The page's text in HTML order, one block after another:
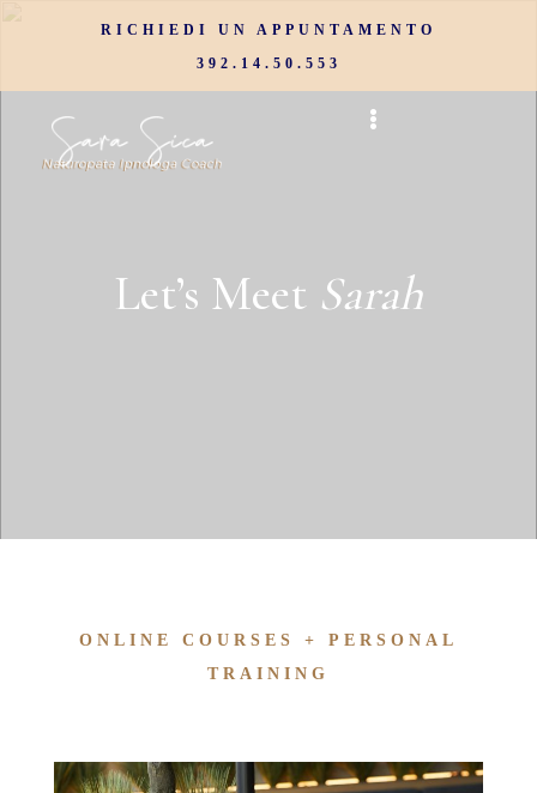
RICHIEDI UN APPUNTAMENTO
392.14.50.553
Let’s Meet Sarah
ONLINE COURSES + PERSONAL
TRAINING